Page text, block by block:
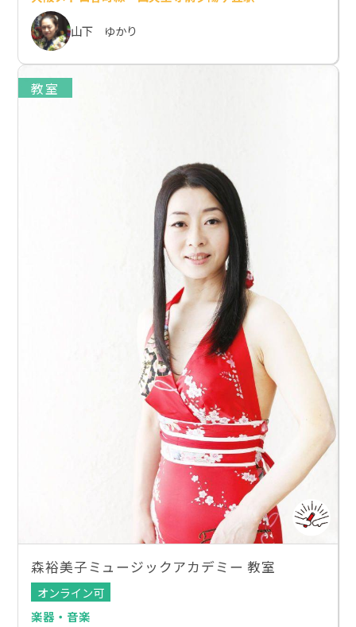
山下 ゆかり
教室
森裕美子ミュージックアカデミー 教室
オンライン可
楽器・音楽